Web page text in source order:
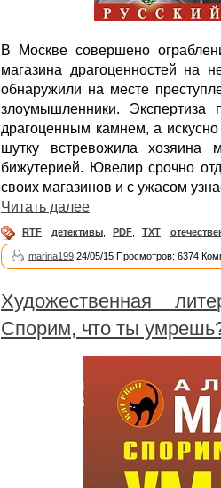
В Москве совершено
магазина драгоценностей на
обнаружили на месте
злоумышленники. Экспертиза
драгоценным камнем, а
шутку встревожила хозяина
бижутерией. Ювелир срочно
своих магазинов и с ужасом
Читать далее
RTF детективы PDF TXT
marina199 24/05/15 Просмотров: 6374
Художественная
Спорим, что ты